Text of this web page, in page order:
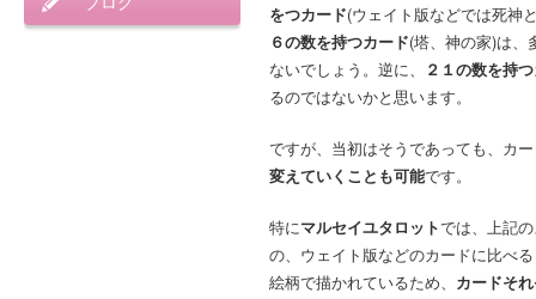
をつカード(ウェイト版などでは死神
６の数を持つカード(塔、神の家)は、
ないでしょう。逆に、
２１の数を持
るのではないかと思います。
ですが、当初はそうであっても、カ
変えていくことも可能です。
特にマルセイユタロットでは、上記
の、ウェイト版などのカードに比べ
絵柄で描かれているため、 カードそ